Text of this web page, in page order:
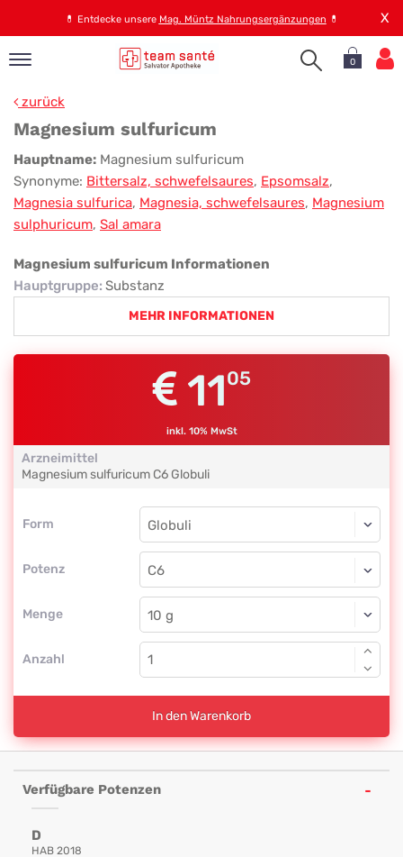
💊 Entdecke unsere Mag. Müntz Nahrungsergänzungen 💊 X
0
zurück
Magnesium sulfuricum
Magnesium
sulfuricum
Hauptname: Magnesium sulfuricum
Synonyme: Bittersalz, schwefelsaures, Epsomsalz,
Magnesia sulfurica, Magnesia, schwefelsaures, Magnesium
sulphuricum, Sal amara
Magnesium sulfuricum Informationen
Hauptgruppe: Substanz
MEHR INFORMATIONEN
1105
inkl. 10% MwSt
Arzneimittel
Magnesium sulfuricum C6 Globuli
Form
Form
Potenz
Globuli
C6
Menge
Globuli
Anzahl
In den Warenkorb
Verfügbare Potenzen
D
HAB 2018